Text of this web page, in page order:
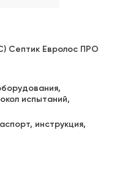
Септик Евролос ПРО
испытаний,
инструкция,